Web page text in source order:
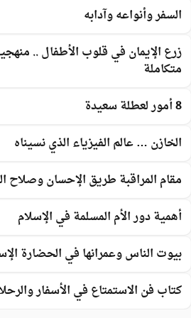
السفر وأنواعه وآدابه
زرع الإيمان في قلوب الأطفال ..
متكاملة
8 أمور لعطلة سعيدة
الخازن … عالم الفيزياء الذي نسيناه
مقام المراقبة طريق الإحسان وصلاح
أهمية دور الأم المسلمة في الإسلام
بيوت الناس وعمرانها في الحضارة
كتاب فن الاستمتاع في الأسفار